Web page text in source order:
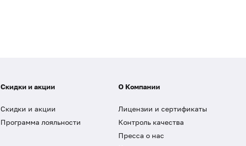
Скидки и акции
Скидки и акции
Программа лояльности
О Компании
Лицензии и сертификаты
Контроль качества
Пресса о нас